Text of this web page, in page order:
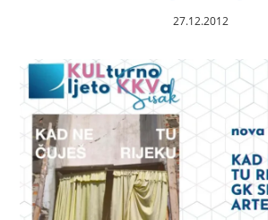
27.12.2012